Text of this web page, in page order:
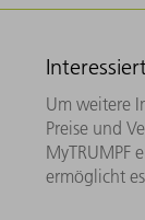
Um weitere
Preise und
MyTRUMPF
ermöglicht